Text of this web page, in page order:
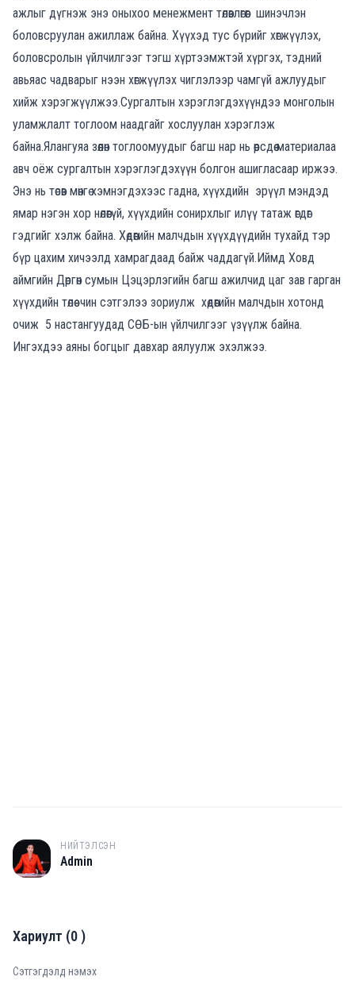
ажлыг дүгнэж энэ оныхоо менежмент төлөвлөгөөг шинэчлэн
боловсруулан ажиллаж байна. Хүүхэд тус бүрийг хөгжүүлэх,
боловсролын үйлчилгээг тэгш хүртээмжтэй хүргэх, тэдний
авьяас чадварыг нээн хөгжүүлэх чиглэлээр чамгүй ажлуудыг
хийж хэрэгжүүлжээ.Сургалтын хэрэглэгдэхүүндээ монголын
уламжлалт тоглоом наадгайг хослуулан хэрэглэж
байна.Ялангуяа зөөлөн тоглоомуудыг багш нар нь өөрсдөө материалаа
авч оёж сургалтын хэрэглэгдэхүүн болгон ашигласаар иржээ.
Энэ нь төсөв мөнгө хэмнэгдэхээс гадна, хүүхдийн эрүүл мэндэд
ямар нэгэн хор нөлөөгүй, хүүхдийн сонирхлыг илүү татаж өгдөг
гэдгийг хэлж байна. Хөдөөгийн малчдын хүүхдүүдийн тухайд тэр
бүр цахим хичээлд хамрагдаад байж чаддагүй.Иймд Ховд
аймгийн Дөргөн сумын Цэцэрлэгийн багш ажилчид цаг зав гарган
хүүхдийн төлөө чин сэтгэлээ зориулж хөдөөгийн малчдын хотонд
очиж 5 настангуудад СӨБ-ын үйлчилгээг үзүүлж байна.
Ингэхдээ аяны богцыг давхар аялуулж эхэлжээ.
A
НИЙТЭЛСЭН
Admin
Хариулт (0)